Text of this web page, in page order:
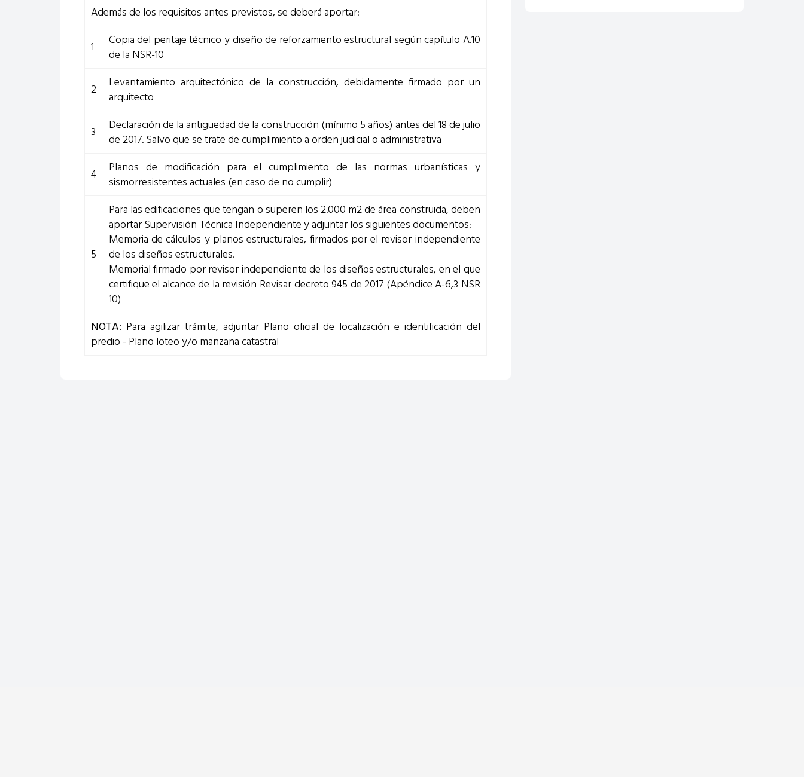
Además de los requisitos antes previstos, se deberá aportar:
1
Copia del peritaje técnico y diseño de reforzamiento estructural según capítulo A.10
de la NSR-10
2
Levantamiento arquitectónico de la construcción, debidamente firmado por un
arquitecto
3
Declaración de la antigüedad de la construcción (mínimo 5 años) antes del 18 de julio
de 2017. Salvo que se trate de cumplimiento a orden judicial o administrativa
4
Planos de modificación para el cumplimiento de las normas urbanísticas y
sismorresistentes actuales (en caso de no cumplir)
5
Para las edificaciones que tengan o superen los 2.000 m2 de área construida, deben
aportar Supervisión Técnica Independiente y adjuntar los siguientes documentos:
Memoria de cálculos y planos estructurales, firmados por el revisor independiente
de los diseños estructurales.
Memorial firmado por revisor independiente de los diseños estructurales, en el que
certifique el alcance de la revisión Revisar decreto 945 de 2017 (Apéndice A-6,3 NSR
10)
NOTA: Para agilizar trámite, adjuntar Plano oficial de localización e identificación del
predio - Plano loteo y/o manzana catastral